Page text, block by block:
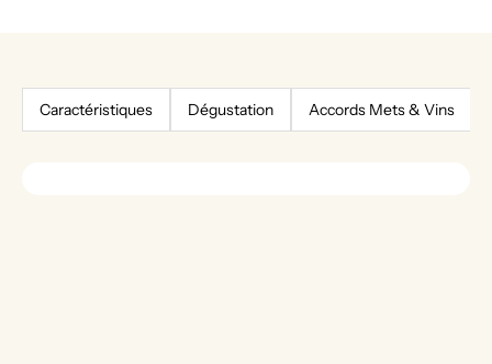
Caractéristiques Dégustation Accords Mets & Vins